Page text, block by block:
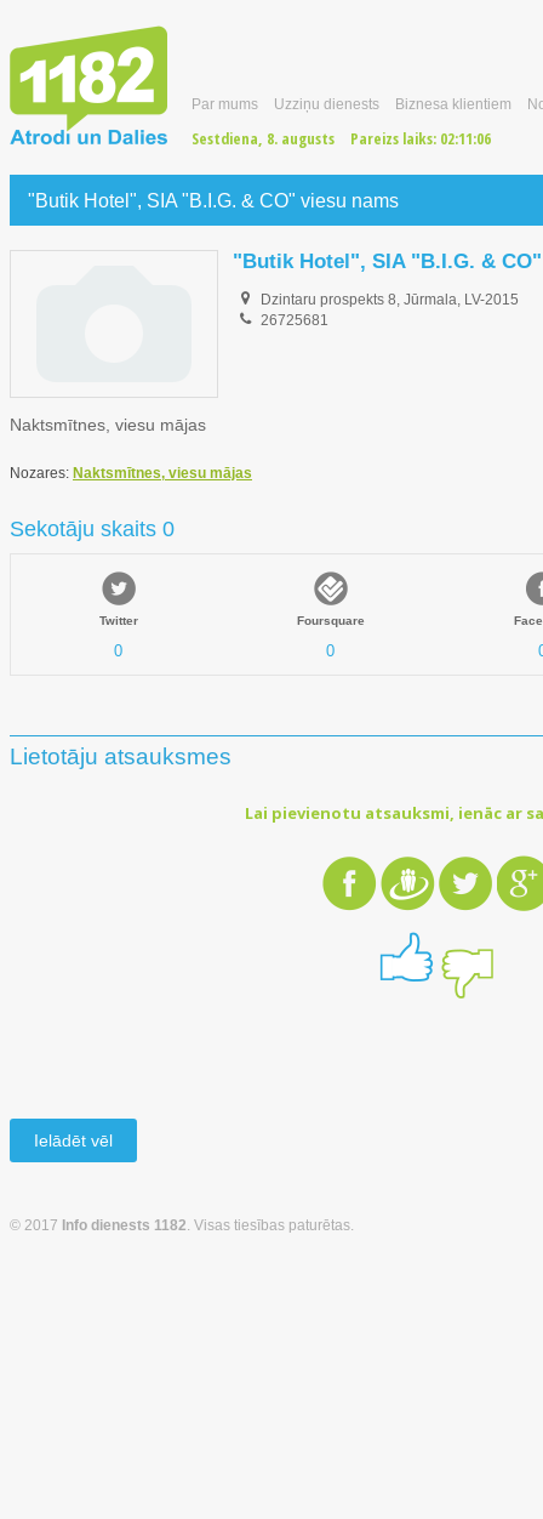
Par mums Uzziņu dienests Biznesa klientiem
Sestdiena, 8. augusts Pareizs laiks: 02:11:07
"Butik Hotel", SIA "B.I.G. & CO" viesu nams
"Butik Hotel", SIA "B.I.G. &
Dzintaru prospekts 8, Jūrmala, LV-2015
26725681
Naktsmītnes, viesu mājas
Nozares: Naktsmītnes, viesu mājas
Sekotāju skaits 0
Twitter
0
Foursquare
0
Lietotāju atsauksmes
Lai pievienotu atsauksmi, ienāc ar
Ielādēt vēl
© 2017 Info dienests 1182. Visas tiesības paturētas.